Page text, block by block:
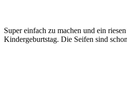
Super einfach zu machen und ein
Kindergeburtstag. Die Seifen sind